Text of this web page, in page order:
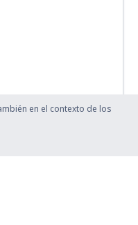
en el contexto de los